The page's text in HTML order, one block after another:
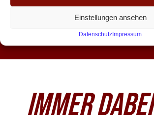
Einstellungen ansehen
DatenschutzImpressum
ZU DEN TRIKOTS
IMMER